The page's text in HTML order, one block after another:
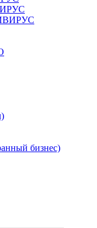
бизнес)